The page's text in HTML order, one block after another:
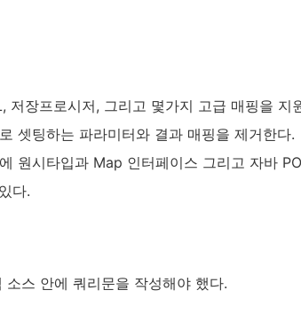
저장프로시저, 그리고 몇가지 고급 매핑을 지
셋팅하는 파라미터와 결과 매핑을 제거한다.
원시타입과 Map 인터페이스 그리고 자바
다.
스 안에 쿼리문을 작성해야 했다.